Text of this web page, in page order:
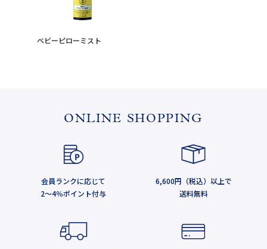
ベビーピローミスト
ONLINE SHOPPING
会員ランクに応じて
2～4％ポイント付与
6,600円（税込）以上で
送料無料